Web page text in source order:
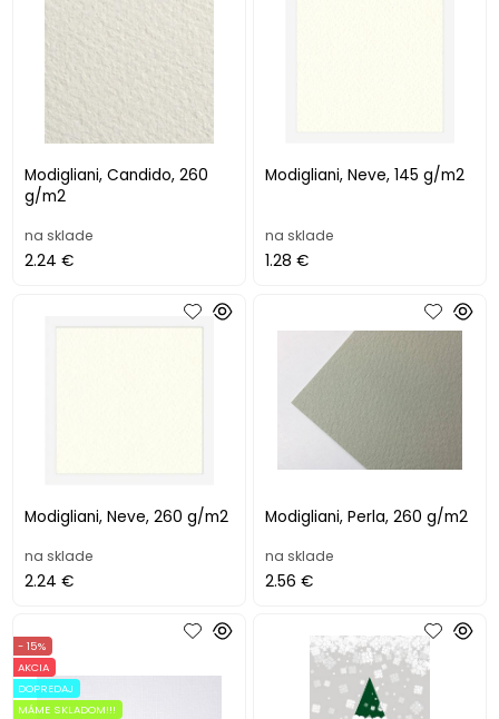
Modigliani, Candido, 260
g/m2
na sklade
2.24 €
Modigliani, Neve, 145 g/m2
na sklade
1.28 €
Modigliani, Neve, 260 g/m2
na sklade
2.24 €
Modigliani, Perla, 260 g/m2
na sklade
2.56 €
- 15%
AKCIA
DOPREDAJ
MÁME SKLADOM!!!